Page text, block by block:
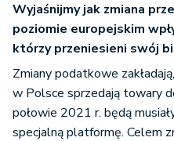
Wyjaśnijmy jak zmiana
poziomie europejskim
którzy przeniesieni swój
Zmiany podatkowe
w Polsce sprzedają towary
połowie 2021 r. będą
specjalną platformę. Celem